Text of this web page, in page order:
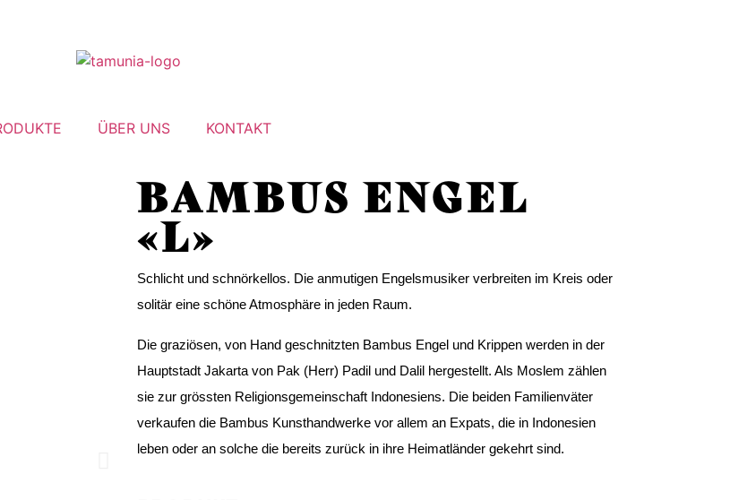
ÜBER UNS KONTAKT
BAMBUS ENGEL
«L»
Schlicht und schnörkellos. Die anmutigen Engelsmusiker verbreiten im Kreis oder
solitär eine schöne Atmosphäre in jeden Raum.
Die graziösen, von Hand geschnitzten Bambus Engel und Krippen werden in der
Hauptstadt Jakarta von Pak (Herr) Padil und Dalil hergestellt. Als Moslem zählen
sie zur grössten Religionsgemeinschaft Indonesiens. Die beiden Familienväter
verkaufen die Bambus Kunsthandwerke vor allem an Expats, die in Indonesien
leben oder an solche die bereits zurück in ihre Heimatländer gekehrt sind.